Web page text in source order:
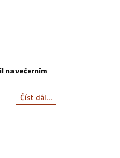
na večerním
Číst dál...